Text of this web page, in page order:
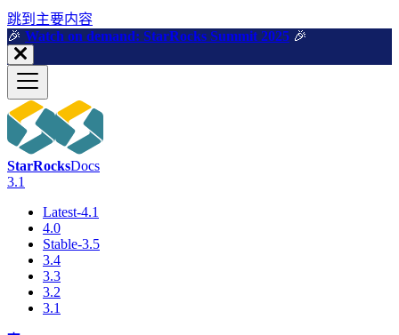
跳到主要内容
🎉️ Watch on demand: StarRocks Summit 2025 🎉️
StarRocksDocs
3.1
Latest-4.1
4.0
Stable-3.5
3.4
3.3
3.2
3.1